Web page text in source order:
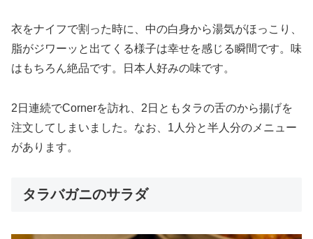
衣をナイフで割った時に、中の白身から湯気がほっこり、
脂がジワーッと出てくる様子は幸せを感じる瞬間です。味
はもちろん絶品です。日本人好みの味です。
2日連続でCornerを訪れ、2日ともタラの舌のから揚げを
注文してしまいました。なお、1人分と半人分のメニュー
があります。
タラバガニのサラダ